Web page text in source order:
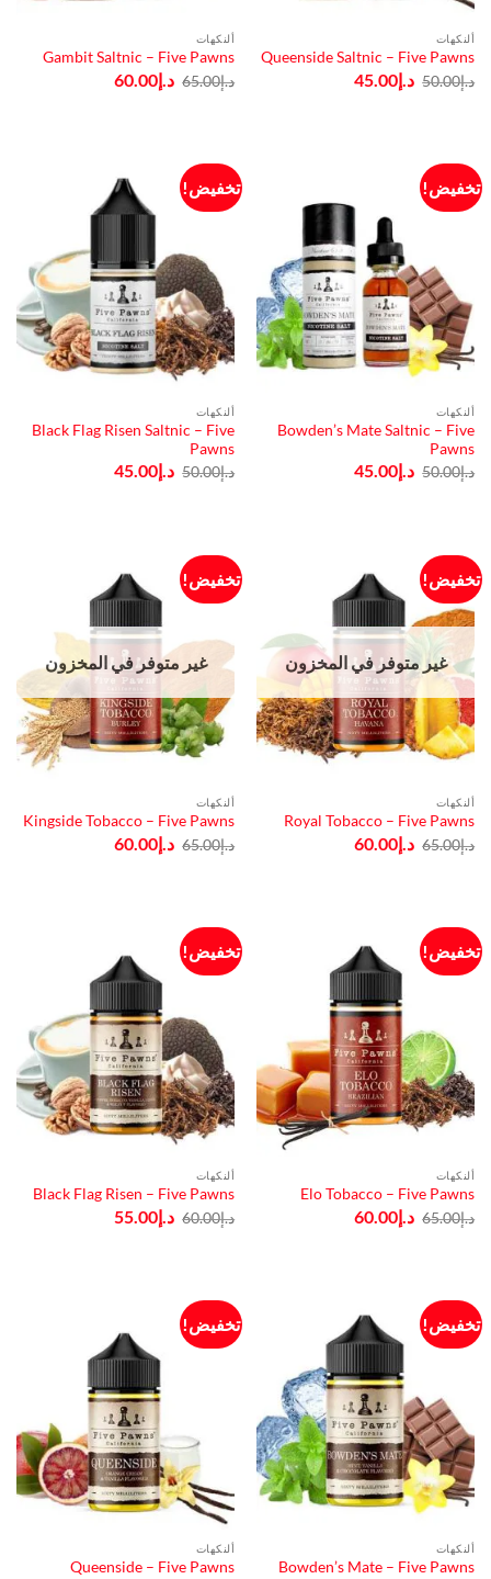
ألنكهات
Queenside Saltnic – Five Pawns
د.إ50.00 السعر
الأصلي
د.إ45.00السعر
ألنكهات
Gambit Saltnic – Five Pawns
د.إ65.00 السعر
الأصلي
د.إ60.00السعر
الحالي
تخفيض!
ألنكهات
Bowden’s Mate Saltnic – Five
Pawns
د.إ50.00 السعر
الأصلي
د.إ45.00السعر
تخفيض!
ألنكهات
Black Flag Risen Saltnic – Five
Pawns
د.إ50.00 السعر
الأصلي
د.إ45.00السعر
تخفيض!
غير متوفر في المخزون
ألنكهات
Royal Tobacco – Five Pawns
د.إ65.00 السعر
الأصلي
د.إ60.00السعر
الحالي
تخفيض!
غير متوفر في المخزون
ألنكهات
Kingside Tobacco – Five Pawns
د.إ65.00 السعر
الأصلي
د.إ60.00السعر
الحالي
تخفيض!
ألنكهات
Elo Tobacco – Five Pawns
د.إ65.00 السعر
الأصلي
د.إ60.00السعر
الحالي
تخفيض!
ألنكهات
Black Flag Risen – Five Pawns
د.إ60.00 السعر
الأصلي
د.إ55.00السعر
الحالي
تخفيض!
ألنكهات
Bowden’s Mate – Five Pawns
تخفيض!
ألنكهات
Queenside – Five Pawns